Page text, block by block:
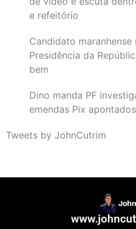
e refeitório
Candidato
Presidência da
bem
Dino manda PF
emendas Pix
Tweets by JohnCutrim